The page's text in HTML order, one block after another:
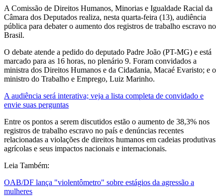
A Comissão de Direitos Humanos, Minorias e Igualdade Racial da
Câmara dos Deputados realiza, nesta quarta-feira (13), audiência
pública para debater o aumento dos registros de trabalho escravo no
Brasil.
O debate atende a pedido do deputado Padre João (PT-MG) e está
marcado para as 16 horas, no plenário 9. Foram convidados a
ministra dos Direitos Humanos e da Cidadania, Macaé Evaristo; e o
ministro do Trabalho e Emprego, Luiz Marinho.
A audiência será interativa; veja a lista completa de convidado e
envie suas perguntas
Entre os pontos a serem discutidos estão o aumento de 38,3% nos
registros de trabalho escravo no país e denúncias recentes
relacionadas a violações de direitos humanos em cadeias produtivas
agrícolas e seus impactos nacionais e internacionais.
Leia Também:
OAB/DF lança "violentômetro" sobre estágios da agressão a
mulheres